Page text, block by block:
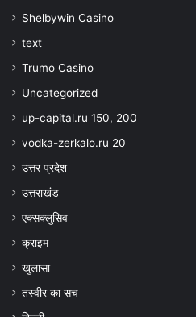
Shelbywin Casino
text
Trumo Casino
Uncategorized
up-capital.ru 150, 200
vodka-zerkalo.ru 20
उत्तर प्रदेश
उत्तराखंड
एक्सक्लुसिव
क्राइम
खुलासा
तस्वीर का सच